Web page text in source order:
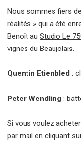
Nous sommes fiers
réalités » qui a été
Benoît au Studio Le
vignes du Beaujolais.
Quentin Etienbled :
Peter Wendling :
Si vous voulez
par mail en cliquant